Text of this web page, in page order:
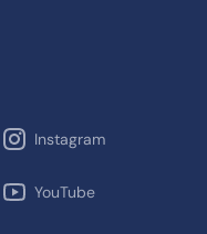
Instagram
YouTube